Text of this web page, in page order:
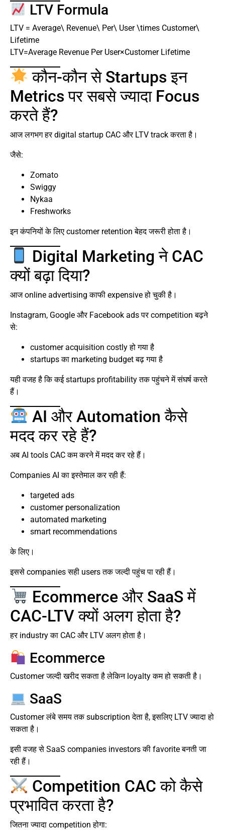
LTV Formula
LTV = Average\ Revenue\ Per\ User \times Customer\
Lifetime
LTV=Average Revenue Per User×Customer Lifetime
कौन-कौन से Startups इन
Metrics पर सबसे ज्यादा Focus
करते हैं?
आज लगभग हर digital startup CAC और LTV track करता है।
जैसे:
Zomato
Swiggy
Nykaa
Freshworks
इन कंपनियों के लिए customer retention बेहद जरूरी होता है।
Digital Marketing ने CAC
क्यों बढ़ा दिया?
आज online advertising काफी expensive हो चुकी है।
Instagram, Google और Facebook ads पर competition बढ़ने
से:
customer acquisition costly हो गया है
startups का marketing budget बढ़ गया है
यही वजह है कि कई startups profitability तक पहुंचने में संघर्ष करते
हैं।
AI और Automation कैसे
मदद कर रहे हैं?
अब AI tools CAC कम करने में मदद कर रहे हैं।
Companies AI का इस्तेमाल कर रही हैं:
targeted ads
customer personalization
automated marketing
smart recommendations
के लिए।
इससे companies सही users तक जल्दी पहुंच पा रही हैं।
Ecommerce और SaaS में
CAC-LTV क्यों अलग होता है?
हर industry का CAC और LTV अलग होता है।
Ecommerce
Customer जल्दी खरीद सकता है लेकिन loyalty कम हो सकती है।
SaaS
Customer लंबे समय तक subscription देता है, इसलिए LTV ज्यादा हो
सकता है।
इसी वजह से SaaS companies investors की favorite बनती जा
रही हैं।
Competition CAC को कैसे
प्रभावित करता है?
जितना ज्यादा competition होगा: